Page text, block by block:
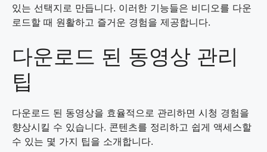
있는 선택지로 만듭니다. 이러한 기능들은 비디오를 다운
로드할 때 원활하고 즐거운 경험을 제공합니다.
다운로드 된 동영상 관리
팁
다운로드 된 동영상을 효율적으로 관리하면 시청 경험을
향상시킬 수 있습니다. 콘텐츠를 정리하고 쉽게 액세스할
수 있는 몇 가지 팁을 소개합니다.